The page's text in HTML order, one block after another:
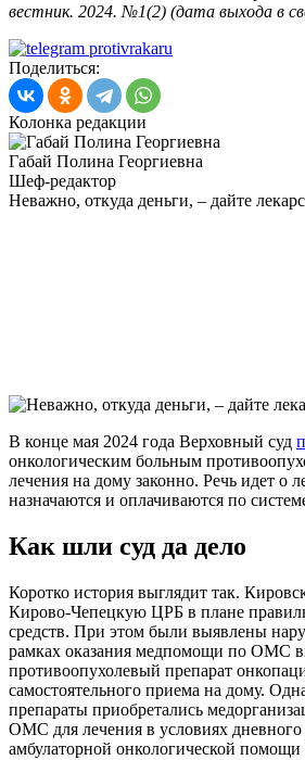
вестник. 2024. №1(2) (дата выхода в
Поделиться:
Колонка редакции
Габай Полина Георгиевна
Шеф-редактор
Неважно, откуда деньги, – дайте
В конце мая 2024 года Верховный суд
онкологическим больным
лечения на дому законно. Речь идет о
назначаются и оплачиваются по
Как шли суд да дело
Коротко история выглядит так.
Кирово-Чепецкую ЦРБ в плане
средств. При этом были выявлены
рамках оказания медпомощи по ОМС
противоопухолевый препарат
самостоятельного приема на дому.
препараты приобретались
ОМС для лечения в условиях дневного
амбулаторной онкологической